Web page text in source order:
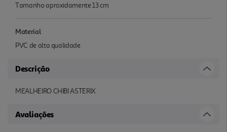
Tamanho aproxidamente 13 cm
Material
PVC de alta qualidade
Descrição
MEALHEIRO CHIBI ASTERIX
Avaliações